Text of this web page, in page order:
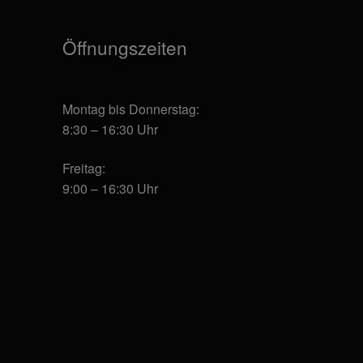
Öffnungszeiten
Montag bis Donnerstag:
8:30 – 16:30 Uhr
Freitag:
9:00 – 16:30 Uhr